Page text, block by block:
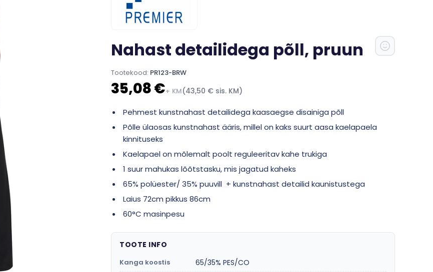
Nahast detailidega põll, pruun
Tootekood: PR123-BRW
35,08 €+ KM(43,50 € sis. KM)
Pehmest kunstnahast detailidega kaasaegse disainiga põll
Põlle ülaosas kunstnahast ääris, millel on kaks suurt aasa kaelapaela
kinnituseks
Kaelapael on mõlemalt poolt reguleeritav kahe trukiga
1 suur mahukas lõõtstasku, mis jagatud kaheks
65% polüester/ 35% puuvill + kunstnahast detailid kaunistustega
Laius 72cm pikkus 86cm
60°C masinpesu
TOOTE INFO
Kanga koostis 65/35% PES/CO